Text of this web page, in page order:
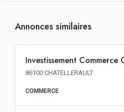
Annonces similaires
1 135€ m² HT HD HF
Investissement Commerce
86100 CHATELLERAULT
COMMERCE